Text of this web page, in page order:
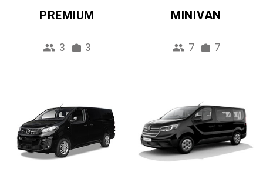
PREMIUM
3 3
MINIVAN
7 7